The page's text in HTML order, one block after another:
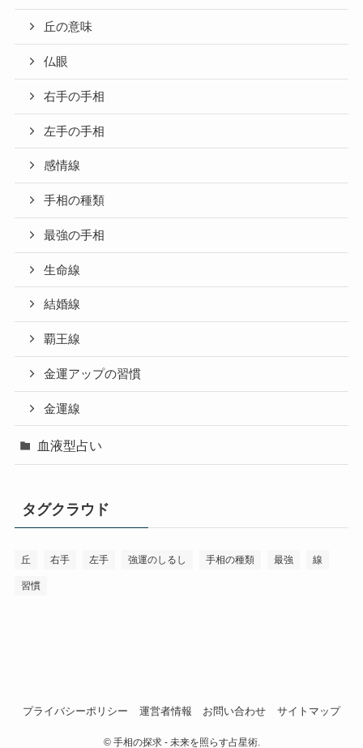
丘の意味
仏眼
右手の手相
左手の手相
感情線
手相の種類
最強の手相
生命線
結婚線
覇王線
金運アップの習慣
金運線
血液型占い
タグクラウド
丘 右手 左手 強運のしるし 手相の種類 最強 線
習慣
プライバシーポリシー 運営者情報 お問い合わせ サイトマップ
©手相の探求 - 未来を照らす占星術.